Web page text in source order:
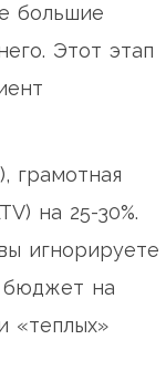
большие
Этот этап
грамотная
на 25-30%.
игнорируете
бюджет на
«теплых»